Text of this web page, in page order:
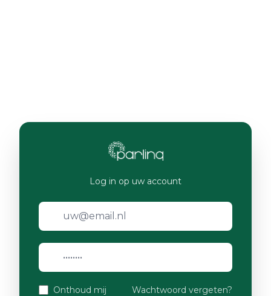
Log in op uw account
Onthoud mij Wachtwoord vergeten?